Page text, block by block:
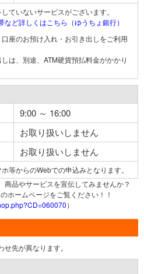
ていないサービスがございます。
ど詳しくはこちら（ゆうちょ銀行）
座のお預け入れ・お引き出しをご利用
は、別途、ATM硬貨預払料金がかかり
9:00 ～ 16:00
お取り扱いしません
お取り扱いしません
等からのWebでの申込みとなります。
品やサービスを宣伝してみませんか？
ホームページをご覧ください！！
）
先が異なります。